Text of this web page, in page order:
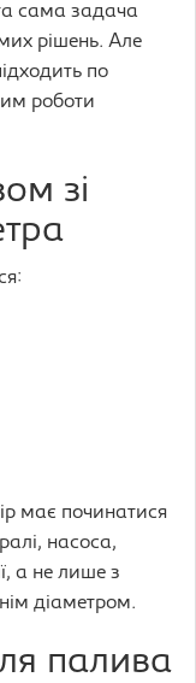
сама задача
рішень. Але
по
роботи
зі
має починатися
насоса,
а не лише з
діаметром.
палива